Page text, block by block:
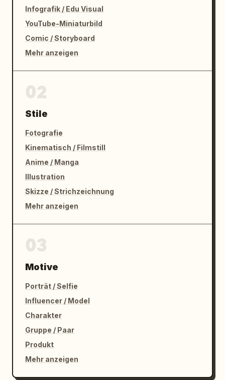
Infografik / Edu Visual
YouTube-Miniaturbild
Comic / Storyboard
Mehr anzeigen
Stile
Fotografie
Kinematisch / Filmstill
Anime / Manga
Illustration
Skizze / Strichzeichnung
Mehr anzeigen
Motive
Porträt / Selfie
Influencer / Model
Charakter
Gruppe / Paar
Produkt
Mehr anzeigen